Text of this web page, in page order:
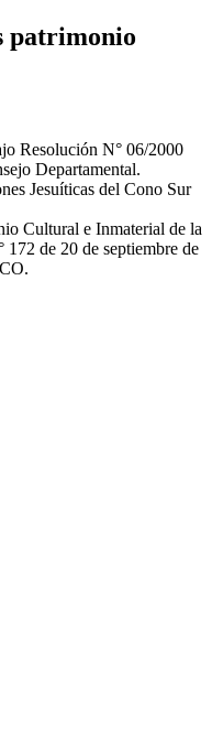
patrimonio
Resolución N° 06/2000
Departamental.
Jesuíticas del Cono Sur
Cultural e Inmaterial de la
de 20 de septiembre de